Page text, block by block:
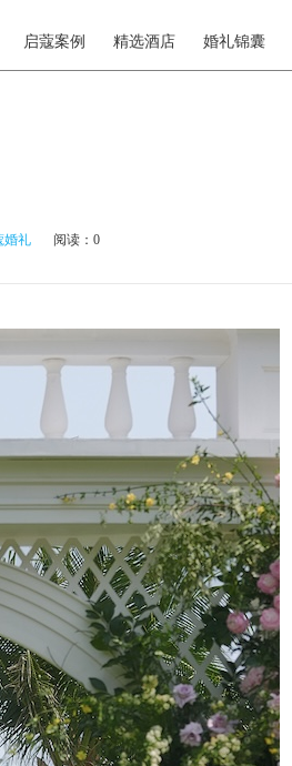
启蔻案例 精选酒店 婚礼锦囊
婚礼 阅读：0